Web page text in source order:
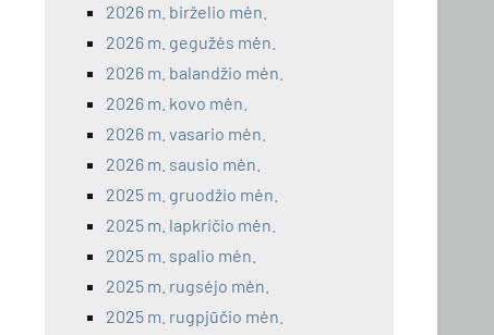
2026 m. birželio mėn.
2026 m. gegužės mėn.
2026 m. balandžio mėn.
2026 m. kovo mėn.
2026 m. vasario mėn.
2026 m. sausio mėn.
2025 m. gruodžio mėn.
2025 m. lapkričio mėn.
2025 m. spalio mėn.
2025 m. rugsėjo mėn.
2025 m. rugpjūčio mėn.